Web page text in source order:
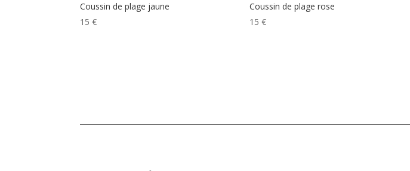
Coussin de plage jaune
15€
Coussin de plage rose
15 €